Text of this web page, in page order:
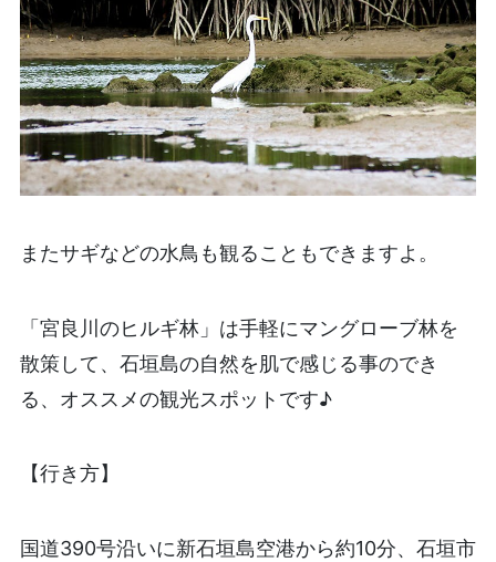
またサギなどの水鳥も観ることもできますよ。
「宮良川のヒルギ林」は手軽にマングローブ林を
散策して、石垣島の自然を肌で感じる事のでき
る、オススメの観光スポットです♪
【行き方】
国道390号沿いに新石垣島空港から約10分、石垣市